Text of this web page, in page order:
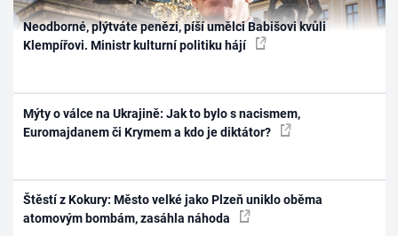
Neodborné, plýtváte penězi, píší umělci Babišovi kvůli
Klempířovi. Ministr kulturní politiku hájí
Mýty o válce na Ukrajině: Jak to bylo s nacismem,
Euromajdanem či Krymem a kdo je diktátor?
Štěstí z Kokury: Město velké jako Plzeň uniklo oběma
atomovým bombám, zasáhla náhoda